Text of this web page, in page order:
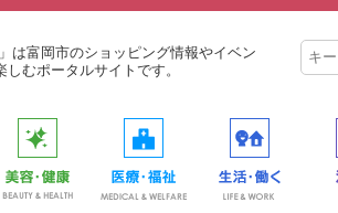
は富岡市のショッピング情報やイベン
むポータルサイトです。